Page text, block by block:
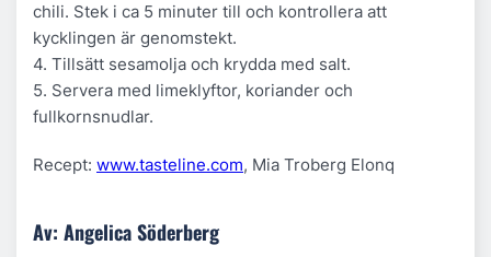
chili. Stek i ca 5 minuter till och kontrollera att
kycklingen är genomstekt.
4. Tillsätt sesamolja och krydda med salt.
5. Servera med limeklyftor, koriander och
fullkornsnudlar.
Recept: www.tasteline.com, Mia Troberg Elonq
Av: Angelica Söderberg